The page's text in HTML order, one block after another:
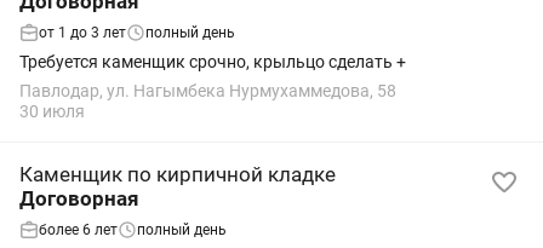
от 1 до 3 лет полный день
Требуется каменщик срочно, крыльцо сделать +
Павлодар, ул. Нагымбека Нурмухаммедова, 58
30 июля
Каменщик по кирпичной кладке
Договорная
более 6 лет полный день